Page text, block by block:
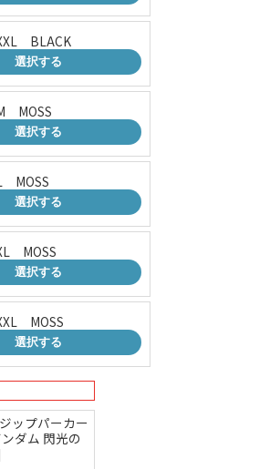
BLACK
選択する
MOSS
選択する
選択する
MOSS
選択する
MOSS
選択する
ップパーカー
ダム 閃光の